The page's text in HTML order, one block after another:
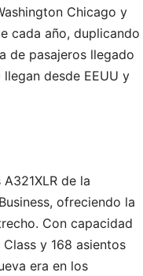
Chicago y
cada año, duplicando
de pasajeros llegado
desde EEUU y
de la
ofreciendo la
Con capacidad
y 168 asientos
era en los